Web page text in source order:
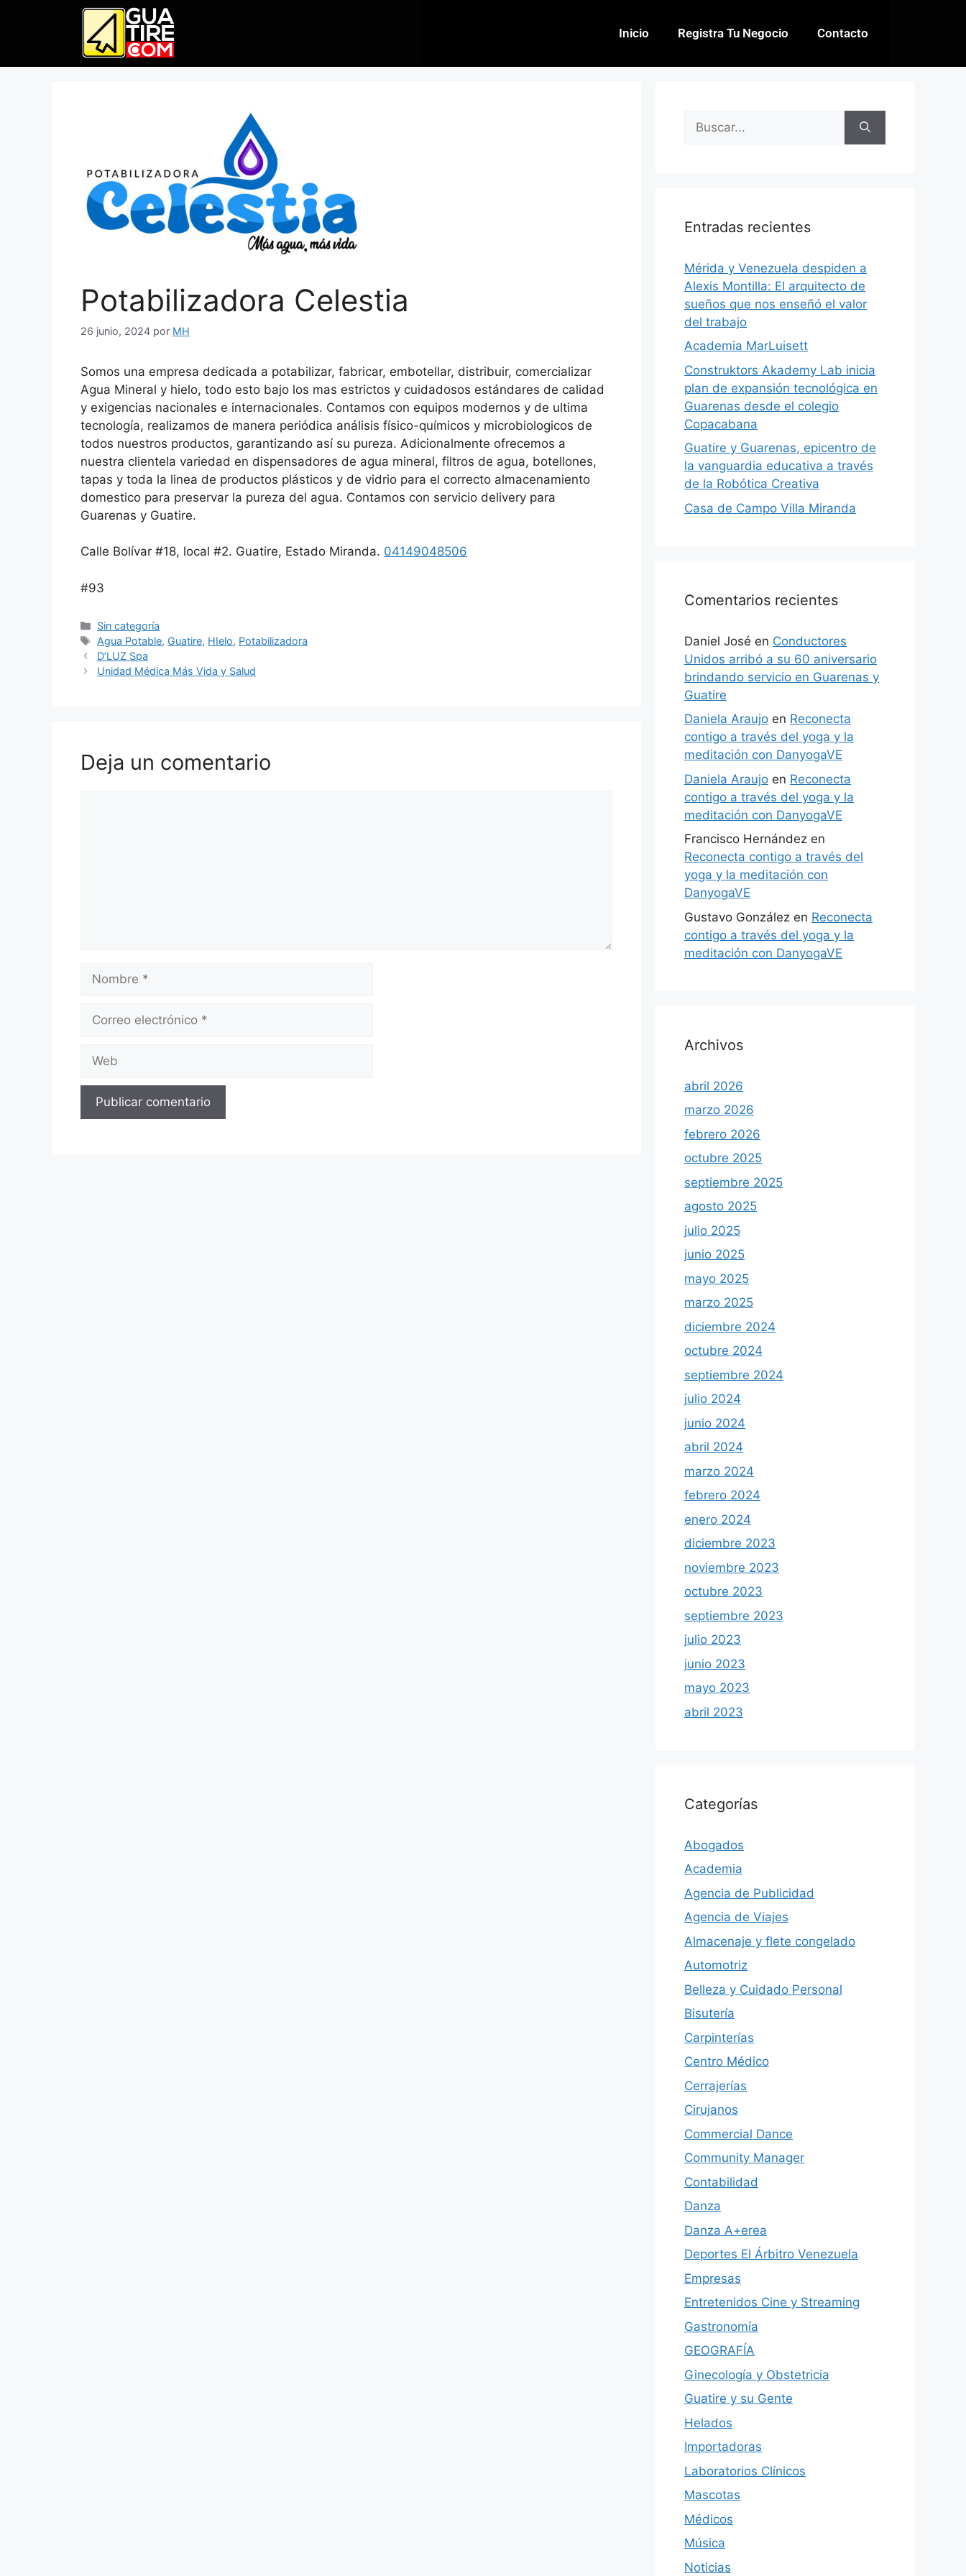
Inicio Registra Tu Negocio Contacto
Potabilizadora Celestia
26 junio, 2024 por MH
Somos una empresa dedicada a potabilizar, fabricar, embotellar, distribuir, comercializar
Agua Mineral y hielo, todo esto bajo los mas estrictos y cuidadosos estándares de calidad
y exigencias nacionales e internacionales. Contamos con equipos modernos y de ultima
tecnología, realizamos de manera periódica análisis físico-químicos y microbiologicos de
todos nuestros productos, garantizando así su pureza. Adicionalmente ofrecemos a
nuestra clientela variedad en dispensadores de agua mineral, filtros de agua, botellones,
tapas y toda la linea de productos plásticos y de vidrio para el correcto almacenamiento
domestico para preservar la pureza del agua. Contamos con servicio delivery para
Guarenas y Guatire.
Calle Bolívar #18, local #2. Guatire, Estado Miranda. 04149048506
#93
Sin categoría
Agua Potable, Guatire, HIelo, Potabilizadora
D’LUZ Spa
Unidad Médica Más Vida y Salud
Deja un comentario
Entradas recientes
​Mérida y Venezuela despiden a
Alexis Montilla: El arquitecto de
sueños que nos enseñó el valor
del trabajo
Academia MarLuisett
Construktors Akademy Lab inicia
plan de expansión tecnológica en
Guarenas desde el colegio
Copacabana
Guatire y Guarenas, epicentro de
la vanguardia educativa a través
de la Robótica Creativa
Casa de Campo Villa Miranda
Comentarios recientes
Daniel José en Conductores
Unidos arribó a su 60 aniversario
brindando servicio en Guarenas y
Guatire
Daniela Araujo en Reconecta
contigo a través del yoga y la
meditación con DanyogaVE
Daniela Araujo en Reconecta
contigo a través del yoga y la
meditación con DanyogaVE
Francisco Hernández en
Reconecta contigo a través del
yoga y la meditación con
DanyogaVE
Gustavo González en Reconecta
contigo a través del yoga y la
meditación con DanyogaVE
Archivos
abril 2026
marzo 2026
febrero 2026
octubre 2025
septiembre 2025
agosto 2025
julio 2025
junio 2025
mayo 2025
marzo 2025
diciembre 2024
octubre 2024
septiembre 2024
julio 2024
junio 2024
abril 2024
marzo 2024
febrero 2024
enero 2024
diciembre 2023
noviembre 2023
octubre 2023
septiembre 2023
julio 2023
junio 2023
mayo 2023
abril 2023
Categorías
Abogados
Academia
Agencia de Publicidad
Agencia de Viajes
Almacenaje y flete congelado
Automotriz
Belleza y Cuidado Personal
Bisutería
Carpinterías
Centro Médico
Cerrajerías
Cirujanos
Commercial Dance
Community Manager
Contabilidad
Danza
Danza A+erea
Deportes El Árbitro Venezuela
Empresas
Entretenidos Cine y Streaming
Gastronomía
GEOGRAFÍA
Ginecología y Obstetricia
Guatire y su Gente
Helados
Importadoras
Laboratorios Clínicos
Mascotas
Médicos
Música
Noticias